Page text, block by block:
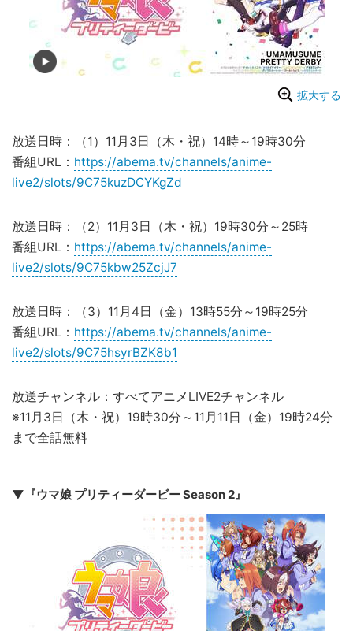
拡大する
放送日時：（1）11月3日（木・祝）14時～19時30分
番組URL： https://abema.tv/channels/anime-
live2/slots/9C75kuzDCYKgZd
放送日時：（2）11月3日（木・祝）19時30分～25時
番組URL： https://abema.tv/channels/anime-
live2/slots/9C75kbw25ZcjJ7
放送日時：（3）11月4日（金）13時55分～19時25分
番組URL： https://abema.tv/channels/anime-
live2/slots/9C75hsyrBZK8b1
放送チャンネル：すべてアニメLIVE2チャンネル
※11月3日（木・祝）19時30分～11月11日（金）19時24分
まで全話無料
▼『ウマ娘 プリティーダービー Season 2』